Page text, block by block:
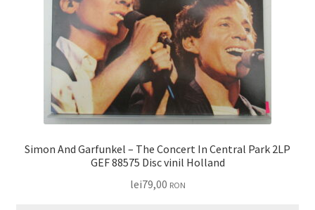
Simon And Garfunkel – The Concert In Central Park 2LP
GEF 88575 Disc vinil Holland
lei79,00 RON